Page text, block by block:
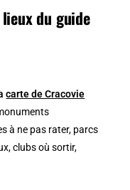
du guide
carte de Cracovie
à ne pas rater, parcs
clubs où sortir,